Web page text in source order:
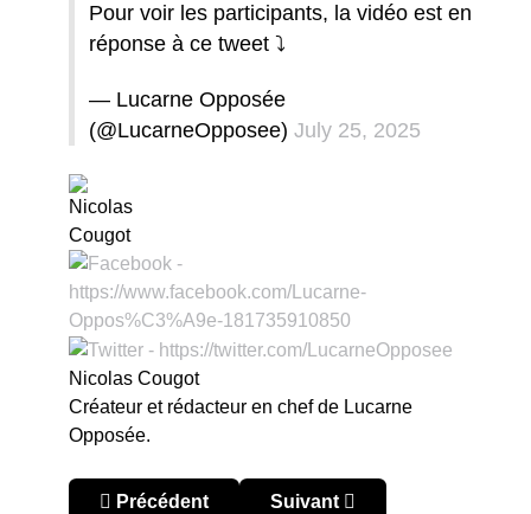
Pour voir les participants, la vidéo est en
réponse à ce tweet ⤵️
— Lucarne Opposée
(@LucarneOpposee) July 25, 2025
Nicolas Cougot
Créateur et rédacteur en chef de Lucarne
Opposée.
Article précédent : Ronaldo, Mbappé, Kane :
Précédent Article suivant : Besoin
Suivant